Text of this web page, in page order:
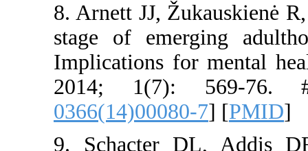
8. Arnett
stage of
2014;
9.